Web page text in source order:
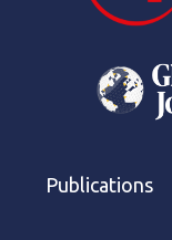
Publications